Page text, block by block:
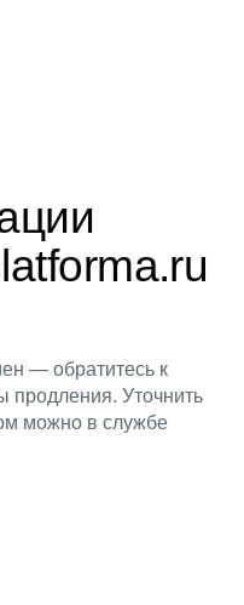
— обратитесь к
продления. Уточнить
можно в службе